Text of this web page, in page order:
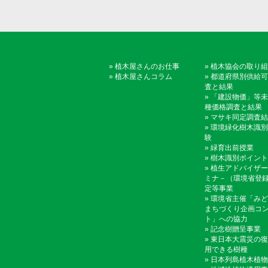
» 植木屋さんのお仕事
» 植木屋さんコラム
» 植木協会の取り
» 都道府県別供給
査と結果
»
「建設物価」等
種価格調査と結果
» マサキ同定調査
» 環境緑化樹木識
験
» 緑育出前授業
» 樹木識別ポイン
» 植生アドバイザ
ミナ－（環境省登
定等事業
» 環境省主催「み
まちづくり企画コ
ト」への協力
» 記念樹贈呈事業
» 東日本大震災の
用できる樹種
» 日本列島植木植